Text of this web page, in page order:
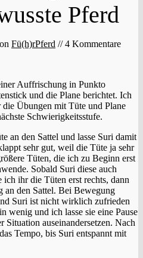
Pferd
Fü(h)rPferd // 4 Kommentare
Auffrischung in Punkto
und die Plane berichtet. Ich
die Übungen mit Tüte und Plane
Schwierigkeitsstufe.
an den Sattel und lasse Suri damit
sehr gut, weil die Tüte ja sehr
Tüten, die ich zu Beginn erst
Sobald Suri diese auch
ihr die Tüten erst rechts, dann
an den Sattel. Bei Bewegung
Suri ist nicht wirklich zufrieden
wenig und ich lasse sie eine Pause
Situation auseinandersetzen. Nach
Tempo, bis Suri entspannt mit